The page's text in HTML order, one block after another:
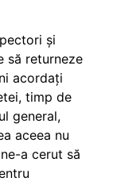
și
să returneze
acordați
timp de
general,
aceea nu
a cerut să